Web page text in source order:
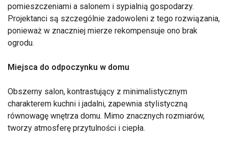
pomieszczeniami a salonem i sypialnią gospodarzy.
Projektanci są szczególnie zadowoleni z tego rozwiązania,
ponieważ w znaczniej mierze rekompensuje ono brak
ogrodu.
Miejsca do odpoczynku w domu
Obszerny salon, kontrastujący z minimalistycznym
charakterem kuchni i jadalni, zapewnia stylistyczną
równowagę wnętrza domu. Mimo znacznych rozmiarów,
tworzy atmosferę przytulności i ciepła.